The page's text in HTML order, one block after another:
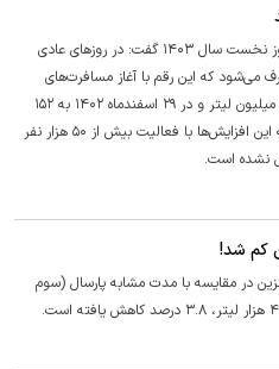
وی با اشاره به رکورد مصرف بنزین در سه روز نخست سال ۱۴۰۳ گفت: در روز‌های عادی
بنزین مصرف می‌شود که این رقم با آغاز مسافرت‌های
نوروزی در ۲۷ و ۲۸ اسفندماه ۱۴۰۲ به ۱۴۲ میلیون لیتر و در ۲۹ اسفندماه ۱۴۰۲ به ۱۵۲
میلیون لیتر افزایش یافت که با وجود همه این افزایش‌ها با فعالیت بیش از ۵۰ هزار نفر
نشده است.
کم شد!
در مقایسه با مدت مشابه پارسال (سوم